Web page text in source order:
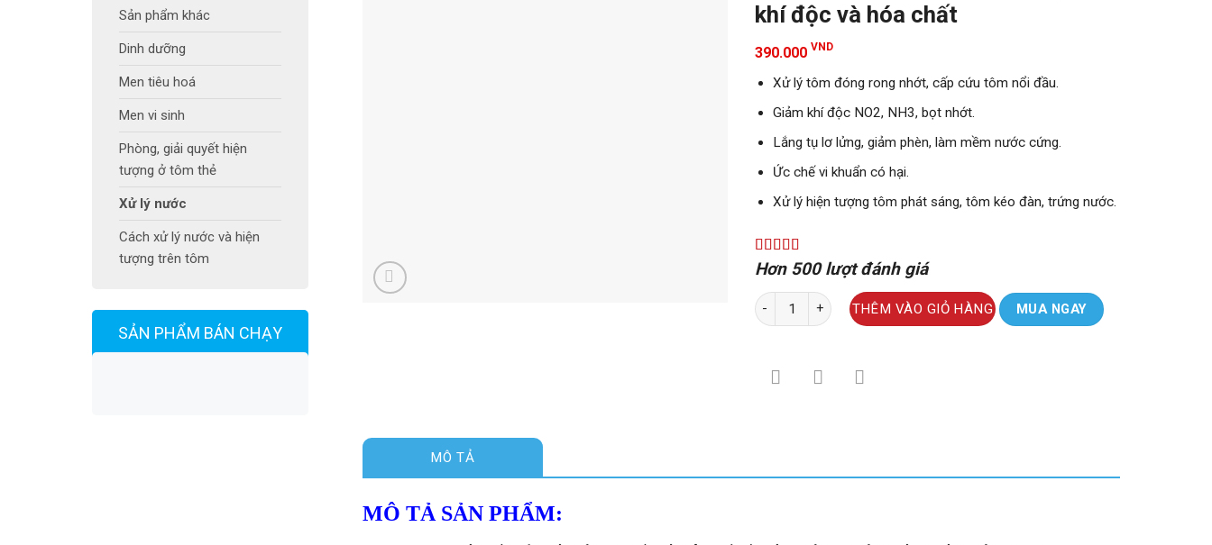
Sản phẩm khác
Dinh dưỡng
Men tiêu hoá
Men vi sinh
Phòng, giải quyết hiện
tượng ở tôm thẻ
Xử lý nước
Cách xử lý nước và hiện
tượng trên tôm
SẢN PHẨM BÁN CHẠY
khí độc và hóa chất
390.000 VND
Xử lý tôm đóng rong nhớt, cấp cứu tôm nổi đầu.
Giảm khí độc NO2, NH3, bọt nhớt.
Lắng tụ lơ lửng, giảm phèn, làm mềm nước cứng.
Ức chế vi khuẩn có hại.
Xử lý hiện tượng tôm phát sáng, tôm kéo đàn, trứng nước.
Hơn 500 lượt đánh giá
THIO CLEAR làm mềm nước giải khí độc và hóa chất số lượng
THÊM VÀO GIỎ HÀNG MUA NGAY
MÔ TẢ
MÔ TẢ SẢN PHẨM: